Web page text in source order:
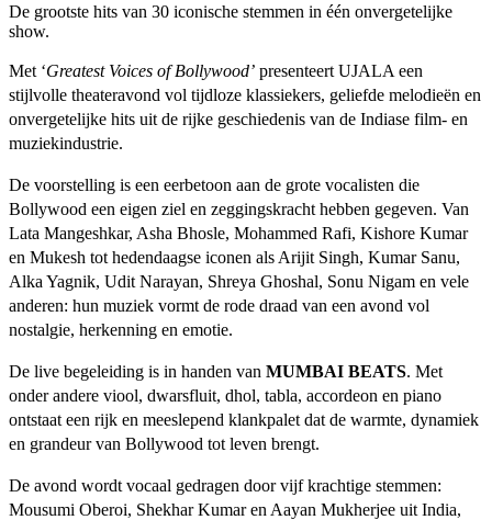
De grootste hits van 30 iconische stemmen in één onvergetelijke
show.
Met ‘Greatest Voices of Bollywood’ presenteert UJALA een
stijlvolle theateravond vol tijdloze klassiekers, geliefde melodieën en
onvergetelijke hits uit de rijke geschiedenis van de Indiase film- en
muziekindustrie.
De voorstelling is een eerbetoon aan de grote vocalisten die
Bollywood een eigen ziel en zeggingskracht hebben gegeven. Van
Lata Mangeshkar, Asha Bhosle, Mohammed Rafi, Kishore Kumar
en Mukesh tot hedendaagse iconen als Arijit Singh, Kumar Sanu,
Alka Yagnik, Udit Narayan, Shreya Ghoshal, Sonu Nigam en vele
anderen: hun muziek vormt de rode draad van een avond vol
nostalgie, herkenning en emotie.
De live begeleiding is in handen van MUMBAI BEATS. Met
onder andere viool, dwarsfluit, dhol, tabla, accordeon en piano
ontstaat een rijk en meeslepend klankpalet dat de warmte, dynamiek
en grandeur van Bollywood tot leven brengt.
De avond wordt vocaal gedragen door vijf krachtige stemmen:
Mousumi Oberoi, Shekhar Kumar en Aayan Mukherjee uit India,